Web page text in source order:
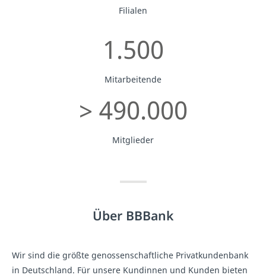
Filialen
1.500
Mitarbeitende
> 490.000
Mitglieder
Über BBBank
Wir sind die größte genossenschaftliche Privatkundenbank
in Deutschland. Für unsere Kundinnen und Kunden bieten